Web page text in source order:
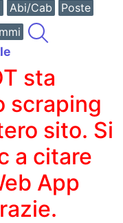
Abi/Cab
Poste
sta
scraping
sito. Si
a citare
App